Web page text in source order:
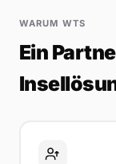
WARUM WTS
Ein